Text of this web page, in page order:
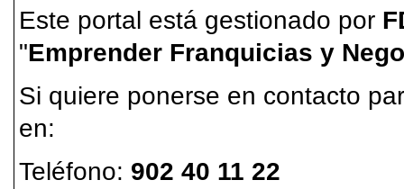
Este portal está gestionado por
"Emprender Franquicias y
Si quiere ponerse en contacto
en:
Teléfono: 902 40 11 22